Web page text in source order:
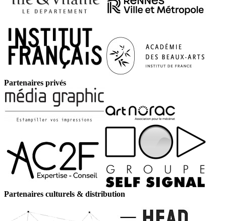
Partenaires privés
Partenaires culturels & distribution